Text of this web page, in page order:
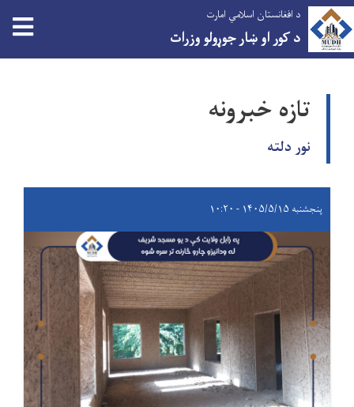
د افغانستان اسلامي امارت
د کور او ښار جوړولو وزرات
تازه خبرونه
نور دلته
پنجشنبه ۱۴۰۵/۵/۱۵ - ۱۰:۲۰